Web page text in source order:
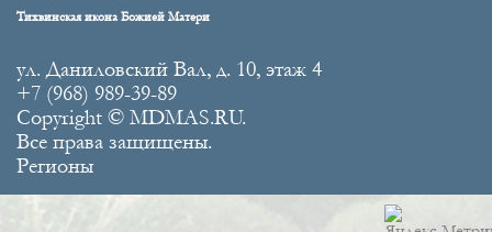
Тихвинская икона Божией Матери
ул. Даниловский Вал, д. 10, этаж 4
+7 (968) 989-39-89
Copyright © MDMAS.RU.
Все права защищены.
Регионы